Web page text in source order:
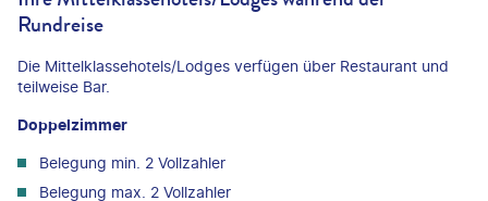
Rundreise
Die Mittelklassehotels/Lodges verfügen über Restaurant und
teilweise Bar.
Doppelzimmer
Belegung min. 2 Vollzahler
Belegung max. 2 Vollzahler